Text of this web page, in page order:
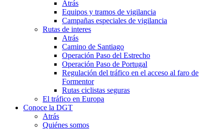
Atrás
Equipos y tramos de vigilancia
Campañas especiales de vigilancia
Rutas de interes
Atrás
Camino de Santiago
Operación Paso del Estrecho
Operación Paso de Portugal
Regulación del tráfico en el acceso al faro de
Formentor
Rutas ciclistas seguras
El tráfico en Europa
Conoce la DGT
Atrás
Quiénes somos